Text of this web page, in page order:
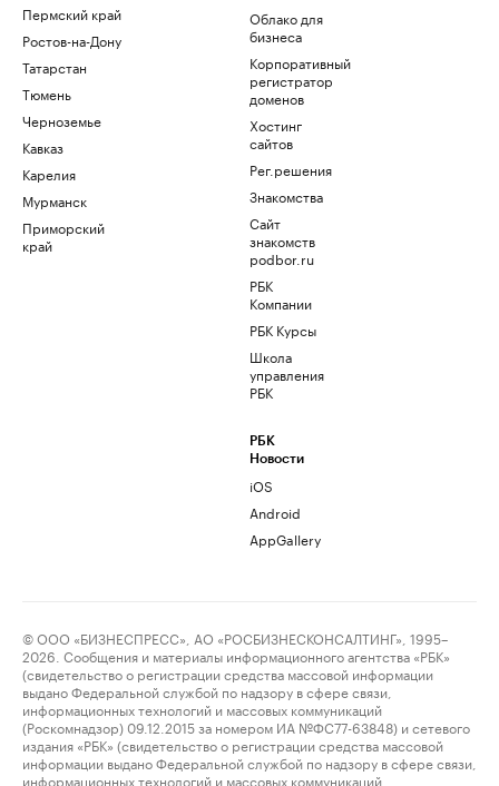
Пермский край
Ростов-на-Дону
Татарстан
Тюмень
Черноземье
Кавказ
Карелия
Мурманск
Приморский
край
Облако для
бизнеса
Корпоративный
регистратор
доменов
Хостинг
сайтов
Рег.решения
Знакомства
Сайт
знакомств
podbor.ru
РБК
Компании
РБК Курсы
Школа
управления
РБК
РБК
Новости
iOS
Android
AppGallery
© ООО «БИЗНЕСПРЕСС», АО «РОСБИЗНЕСКОНСАЛТИНГ», 1995–
2026. Сообщения и материалы информационного агентства «РБК»
(свидетельство о регистрации средства массовой информации
выдано Федеральной службой по надзору в сфере связи,
информационных технологий и массовых коммуникаций
(Роскомнадзор) 09.12.2015 за номером ИА №ФС77-63848) и сетевого
издания «РБК» (свидетельство о регистрации средства массовой
информации выдано Федеральной службой по надзору в сфере связи,
информационных технологий и массовых коммуникаций